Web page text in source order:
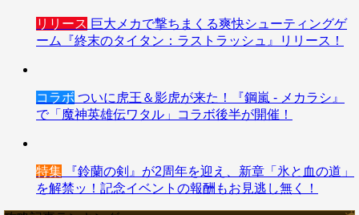
リリース 巨大メカで撃ちまくる爽快シューティングゲ
ーム『終末のタイタン：ラストラッシュ』リリース！
コラボ ついに虎王＆影虎が来た！『鋼嵐 - メカラシ』
で「魔神英雄伝ワタル」コラボ後半が開催！
特集 『鈴蘭の剣』が2周年を迎え、新章「氷と血の道」
を解禁ッ！記念イベントの報酬もお見逃し無く！